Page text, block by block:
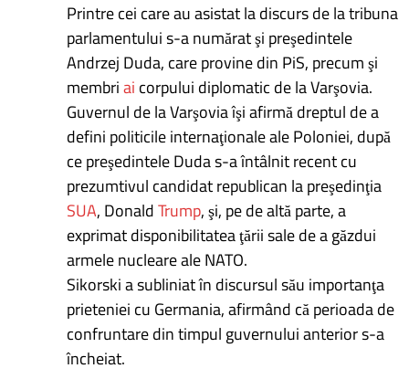
Printre cei care au asistat la discurs de la tribuna
parlamentului s-a numărat şi preşedintele
Andrzej Duda, care provine din PiS, precum şi
membriai corpului diplomatic de la Varşovia.
Guvernul de la Varşovia îşi afirmă dreptul de a
defini politicile internaţionale ale Poloniei, după
ce preşedintele Duda s-a întâlnit recent cu
prezumtivul candidat republican la preşedinţia
SUA, DonaldTrump, şi, pe de altă parte, a
exprimat disponibilitatea ţării sale de a găzdui
armele nucleare ale NATO.
Sikorski a subliniat în discursul său importanţa
prieteniei cu Germania, afirmând că perioada de
confruntare din timpul guvernului anterior s-a
încheiat.